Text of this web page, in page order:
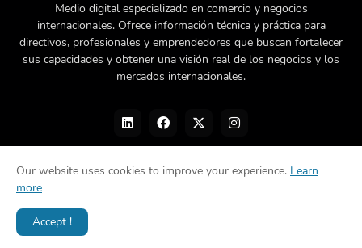
Medio digital especializado en comercio y negocios
internacionales. Ofrece información técnica y práctica para
directivos, profesionales y emprendedores que buscan fortalecer
sus capacidades y obtener una visión real de los negocios y los
mercados internacionales.
Diseñado por -
Our website uses cookies to improve your experience. Learn
more
Accept !